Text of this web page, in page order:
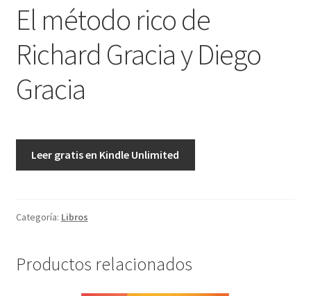
El método rico de
Richard Gracia y Diego
Gracia
Leer gratis en Kindle Unlimited
Categoría: Libros
Productos relacionados